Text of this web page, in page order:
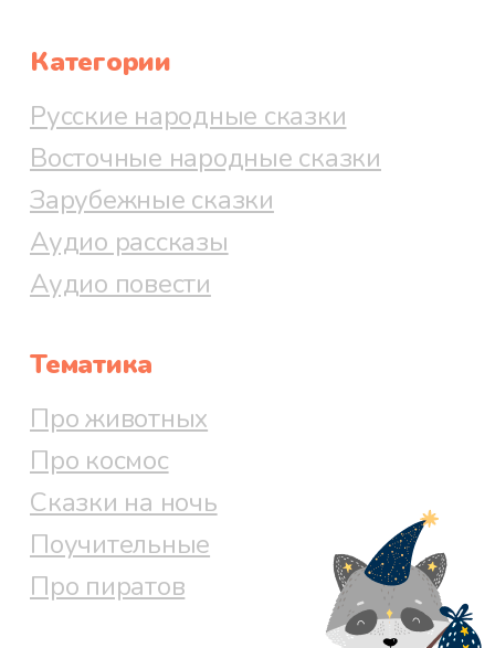
Категории
Русские народные сказки
Восточные народные сказки
Зарубежные сказки
Аудио рассказы
Аудио повести
Тематика
Про животных
Про космос
Сказки на ночь
Поучительные
Про пиратов